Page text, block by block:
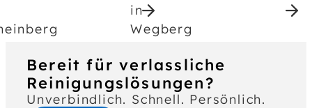
in
Wegberg
Bereit für verlassliche
Reinigungslösungen?
Unverbindlich. Schnell. Persönlich.